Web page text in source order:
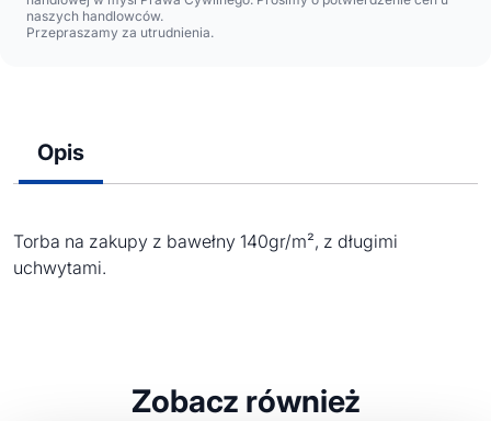
naszych handlowców.
Przepraszamy za utrudnienia.
Opis
Torba na zakupy z bawełny 140gr/m², z długimi
uchwytami.
Zobacz również